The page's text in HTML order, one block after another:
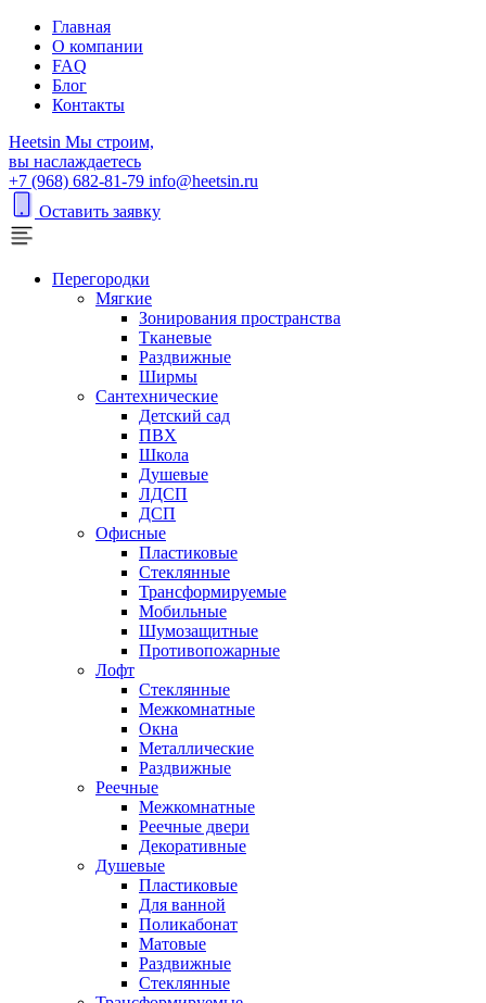
Главная
О компании
FAQ
Блог
Контакты
Heetsin Мы строим,
вы наслаждаетесь
+7 (968) 682-81-79 info@heetsin.ru
Оставить заявку
Перегородки
Мягкие
Зонирования пространства
Тканевые
Раздвижные
Ширмы
Сантехнические
Детский сад
ПВХ
Школа
Душевые
ЛДСП
ДСП
Офисные
Пластиковые
Стеклянные
Трансформируемые
Мобильные
Шумозащитные
Противопожарные
Лофт
Стеклянные
Межкомнатные
Окна
Металлические
Раздвижные
Реечные
Межкомнатные
Реечные двери
Декоративные
Душевые
Пластиковые
Для ванной
Поликабонат
Матовые
Раздвижные
Стеклянные